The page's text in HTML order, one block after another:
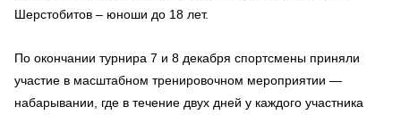
Шерстобитов – юноши до 18 лет.
По окончании турнира 7 и 8 декабря спортсмены приняли
участие в масштабном тренировочном мероприятии —
набарывании, где в течение двух дней у каждого участника